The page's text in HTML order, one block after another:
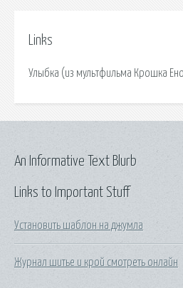
Links
Улыбка (из мультфильма Крошка
Links to Important Stuff
Установить шаблон на джумла
Журнал шитье и крой смотреть онлайн
An Informative Text Blurb